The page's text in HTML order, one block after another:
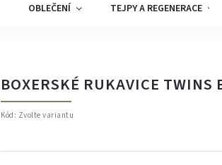
OBLEČENÍ TEJPY A REGENERACE
BOXERSKÉ RUKAVICE TWINS
Kód: Zvolte variantu